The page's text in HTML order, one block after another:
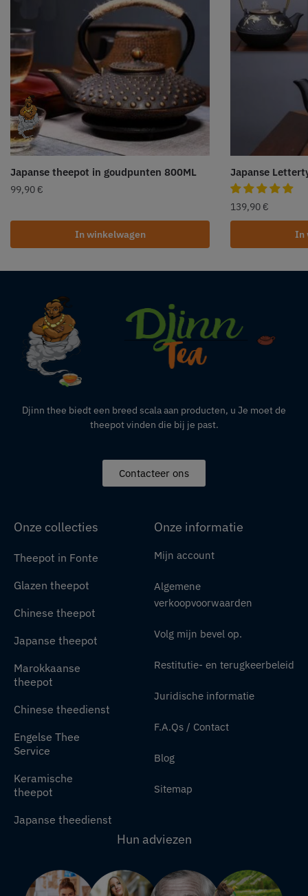
Japanse theepot in goudpunten 800ML
99,90 €
In winkelwagen
Japanse
139,90 €
In
Djinn thee biedt een breed scala aan producten, u Je moet de
theepot vinden die bij je past.
Contacteer ons
Onze collecties
Theepot in Fonte
Glazen theepot
Chinese theepot
Japanse theepot
Marokkaanse
theepot
Chinese theedienst
Engelse Thee
Service
Keramische
theepot
Japanse theedienst
Onze informatie
Mijn account
Algemene
verkoopvoorwaarden
Volg mijn bevel op.
Restitutie- en terugkeerbeleid
Juridische informatie
F.A.Qs / Contact
Blog
Sitemap
Hun adviezen